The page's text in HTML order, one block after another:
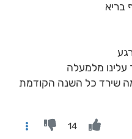
בריא
מלמעלה
שירד כל השנה הקודמת
14